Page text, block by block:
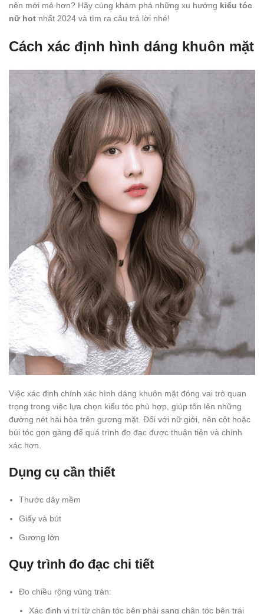
nên mới mẻ hơn? Hãy cùng khám phá những xu hướng kiểu tóc
nữ hot nhất 2024 và tìm ra câu trả lời nhé!
Cách xác định hình dáng khuôn mặt
Việc xác định chính xác hình dáng khuôn mặt đóng vai trò quan
trọng trong việc lựa chọn kiểu tóc phù hợp, giúp tôn lên những
đường nét hài hòa trên gương mặt. Đối với nữ giới, nên cột hoặc
búi tóc gọn gàng để quá trình đo đạc được thuận tiện và chính
xác hơn.
Dụng cụ cần thiết
Thước dây mềm
Giấy và bút
Gương lớn
Quy trình đo đạc chi tiết
Đo chiều rộng vùng trán:
Xác định vị trí từ chân tóc bên phải sang chân tóc bên trái